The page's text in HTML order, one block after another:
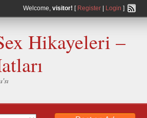
Welcome, visitor! [ Register| Login ]
Hikayeleri –